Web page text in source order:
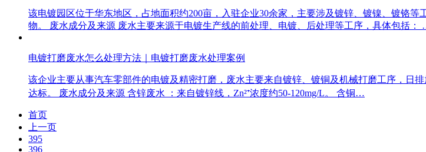
该电镀园区位于华东地区，占地面积约200亩，入驻企业30余家，主要涉及镀锌、镀镍、镀铬
物。 废水成分及来源 废水主要来源于电镀生产线的前处理、电镀、后处理等工序，具体包括：
电镀打磨废水怎么处理方法｜电镀打磨废水处理案例
该企业主要从事汽车零部件的电镀及精密打磨，废水主要来自镀锌、镀铜及机械打磨工序，日
达标。 废水成分及来源 含锌废水 ：来自镀锌线，Zn²⁺浓度约50-120mg/L。 含铜…
首页
上一页
395
396